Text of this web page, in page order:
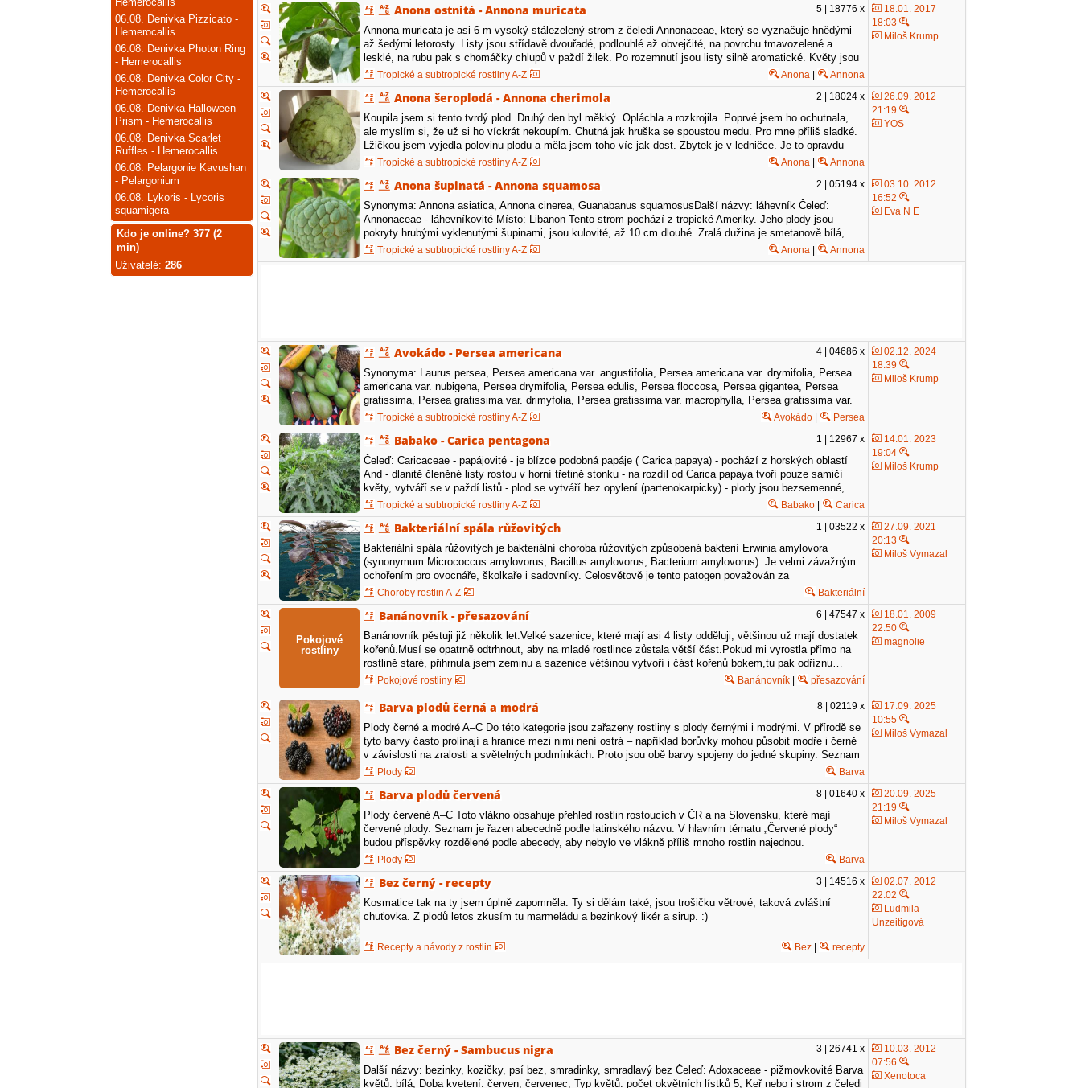
5 | 18776 x
Anona ostnitá - Annona muricata
Annona muricata je asi 6 m vysoký stálezelený strom z čeledi Annonaceae, který se vyznačuje hnědými
až šedými letorosty. Listy jsou střídavě dvouřadé, podlouhlé až obvejčité, na povrchu tmavozelené a
lesklé, na rubu pak s chomáčky chlupů v paždí žilek. Po rozemnutí jsou listy silně aromatické. Květy jsou
jednotlivé v…
Anona | Annona
Tropické a subtropické rostliny A-Z
18.01. 2017
18:03
Miloš Krump
2 | 18024 x
Anona šeroplodá - Annona cherimola
Koupila jsem si tento tvrdý plod. Druhý den byl měkký. Opláchla a rozkrojila. Poprvé jsem ho ochutnala,
ale myslím si, že už si ho víckrát nekoupím. Chutná jak hruška se spoustou medu. Pro mne příliš sladké.
Lžičkou jsem vyjedla polovinu plodu a měla jsem toho víc jak dost. Zbytek je v ledničce. Je to opravdu
cukrová bomba.
Anona | Annona
Tropické a subtropické rostliny A-Z
26.09. 2012
21:19
YOS
2 | 05194 x
Anona šupinatá - Annona squamosa
Synonyma: Annona asiatica, Annona cinerea, Guanabanus squamosusDalší názvy: láhevník Čeleď:
Annonaceae - láhevníkovité Místo: Libanon Tento strom pochází z tropické Ameriky. Jeho plody jsou
pokryty hrubými vyklenutými šupinami, jsou kulovité, až 10 cm dlouhé. Zralá dužina je smetanově bílá,
šťavnatě kašovitá s jemnou sladce…
Anona | Annona
Tropické a subtropické rostliny A-Z
03.10. 2012
16:52
Eva N E
4 | 04686 x
Avokádo - Persea americana
Synonyma: Laurus persea, Persea americana var. angustifolia, Persea americana var. drymifolia, Persea
americana var. nubigena, Persea drymifolia, Persea edulis, Persea floccosa, Persea gigantea, Persea
gratissima, Persea gratissima var. drimyfolia, Persea gratissima var. macrophylla, Persea gratissima var.
oblonga, Persea gratissima var. praecox, Persea…
Avokádo | Persea
Tropické a subtropické rostliny A-Z
02.12. 2024
18:39
Miloš Krump
1 | 12967 x
Babako - Carica pentagona
Čeleď: Caricaceae - papájovité - je blízce podobná papáje ( Carica papaya) - pochází z horských oblastí
And - dlanitě členěné listy rostou v horní třetině stonku - na rozdíl od Carica papaya tvoří pouze samičí
květy, vytváří se v paždí listů - plod se vytváří bez opylení (partenokarpicky) - plody jsou bezsemenné,
pětiboké…
Babako | Carica
Tropické a subtropické rostliny A-Z
14.01. 2023
19:04
Miloš Krump
1 | 03522 x
Bakteriální spála růžovitých
Bakteriální spála růžovitých je bakteriální choroba růžovitých způsobená bakterií Erwinia amylovora
(synonymum Micrococcus amylovorus, Bacillus amylovorus, Bacterium amylovorus). Je velmi závažným
ochořením pro ovocnáře, školkaře i sadovníky. Celosvětově je tento patogen považován za
nejdestruktivnější bakteriální onemocnění…
Bakteriální
Choroby rostlin A-Z
27.09. 2021
20:13
Miloš Vymazal
6 | 47547 x
Banánovník - přesazování
Banánovník pěstuji již několik let.Velké sazenice, které mají asi 4 listy odděluji, většinou už mají dostatek
kořenů.Musí se opatrně odtrhnout, aby na mladé rostlince zůstala větší část.Pokud mi vyrostla přímo na
rostlině staré, přihrnula jsem zeminu a sazenice většinou vytvoří i část kořenů bokem,tu pak odříznu…
Banánovník | přesazování
Pokojové rostliny
18.01. 2009
22:50
magnolie
8 | 02119 x
Barva plodů černá a modrá
Plody černé a modré A–C Do této kategorie jsou zařazeny rostliny s plody černými i modrými. V přírodě se
tyto barvy často prolínají a hranice mezi nimi není ostrá – například borůvky mohou působit modře i černě
v závislosti na zralosti a světelných podmínkách. Proto jsou obě barvy spojeny do jedné skupiny. Seznam
je…
Barva
Plody
17.09. 2025
10:55
Miloš Vymazal
8 | 01640 x
Barva plodů červená
Plody červené A–C Toto vlákno obsahuje přehled rostlin rostoucích v ČR a na Slovensku, které mají
červené plody. Seznam je řazen abecedně podle latinského názvu. V hlavním tématu „Červené plody“
budou příspěvky rozdělené podle abecedy, aby nebylo ve vlákně příliš mnoho rostlin najednou.
Arctostaphylos uva-ursi – medvědice…
Barva
Plody
20.09. 2025
21:19
Miloš Vymazal
3 | 14516 x
Bez černý - recepty
Kosmatice tak na ty jsem úplně zapomněla. Ty si dělám také, jsou trošičku větrové, taková zvláštní
chuťovka. Z plodů letos zkusím tu marmeládu a bezinkový likér a sirup. :)
Bez | recepty
Recepty a návody z rostlin
02.07. 2012
22:02
Ludmila
Unzeitigová
3 | 26741 x
Bez černý - Sambucus nigra
Další názvy: bezinky, kozičky, psí bez, smradinky, smradlavý bez Čeleď: Adoxaceae - pižmovkovité Barva
květů: bílá, Doba kvetení: červen, červenec, Typ květů: počet okvětních lístků 5, Keř nebo i strom z čeledi
10.03. 2012
07:56
Xenotoca
Hemerocallis
06.08. Denivka Pizzicato -
Hemerocallis
06.08. Denivka Photon Ring
- Hemerocallis
06.08. Denivka Color City -
Hemerocallis
06.08. Denivka Halloween
Prism - Hemerocallis
06.08. Denivka Scarlet
Ruffles - Hemerocallis
06.08. Pelargonie Kavushan
- Pelargonium
06.08. Lykoris - Lycoris
squamigera
Kdo je online? 377 (2
min)
Uživatelé: 286